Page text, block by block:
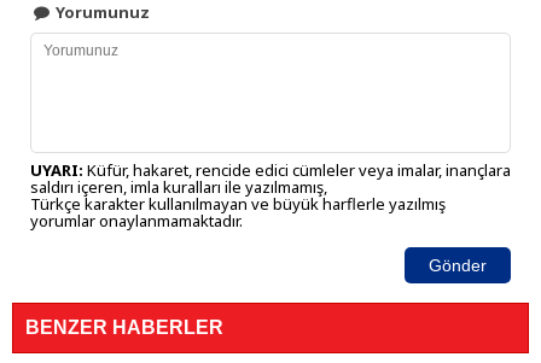
Yorumunuz
UYARI: Küfür, hakaret, rencide edici cümleler veya imalar, inançlara
saldırı içeren, imla kuralları ile yazılmamış,
Türkçe karakter kullanılmayan ve büyük harflerle yazılmış
yorumlar onaylanmamaktadır.
Gönder
BENZER HABERLER